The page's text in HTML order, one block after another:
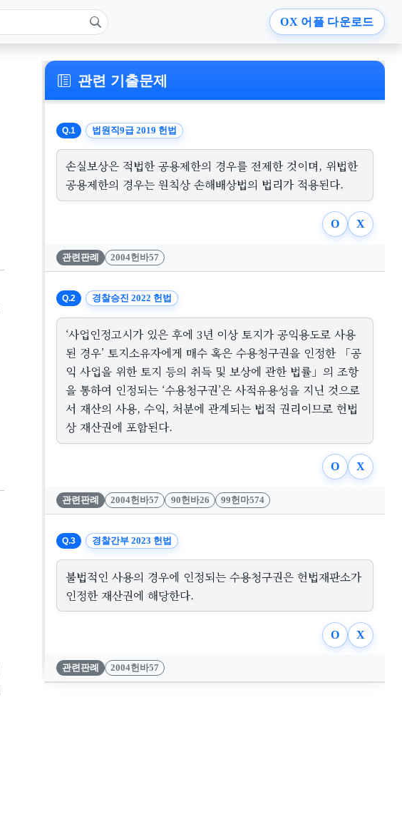
OX 어플 다운로드
관련 기출문제
Q.1 법원직9급 2019 헌법
손실보상은 적법한 공용제한의 경우를 전제한 것이며, 위법한
공용제한의 경우는 원칙상 손해배상법의 법리가 적용된다.
O X
관련판례 2004헌바57
Q.2 경찰승진 2022 헌법
‘사업인정고시가 있은 후에 3년 이상 토지가 공익용도로 사용
된 경우’ 토지소유자에게 매수 혹은 수용청구권을 인정한 「공
익 사업을 위한 토지 등의 취득 및 보상에 관한 법률」의 조항
을 통하여 인정되는 ‘수용청구권’은 사적유용성을 지닌 것으로
서 재산의 사용, 수익, 처분에 관계되는 법적 권리이므로 헌법
상 재산권에 포함된다.
O X
관련판례 2004헌바57 90헌바26 99헌마574
Q.3 경찰간부 2023 헌법
불법적인 사용의 경우에 인정되는 수용청구권은 헌법재판소가
인정한 재산권에 해당한다.
O X
관련판례 2004헌바57